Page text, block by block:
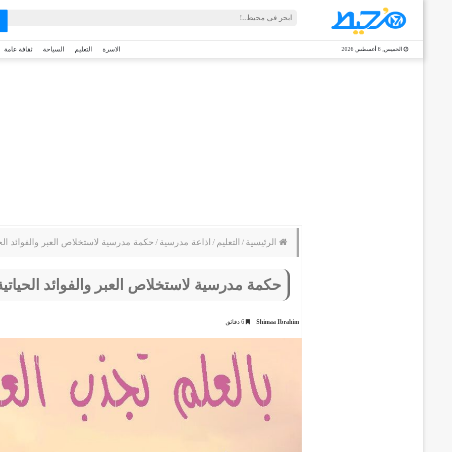
الخميس, 6 أغسطس 2026 الاسرة التعليم السياحة ثقافة عامة
الرئيسية / التعليم / اذاعة مدرسية / حكمة مدرسية لاستخلاص العبر والفوائد
حكمة مدرسية لاستخلاص العبر والفوائد
Shimaa Ibrahim